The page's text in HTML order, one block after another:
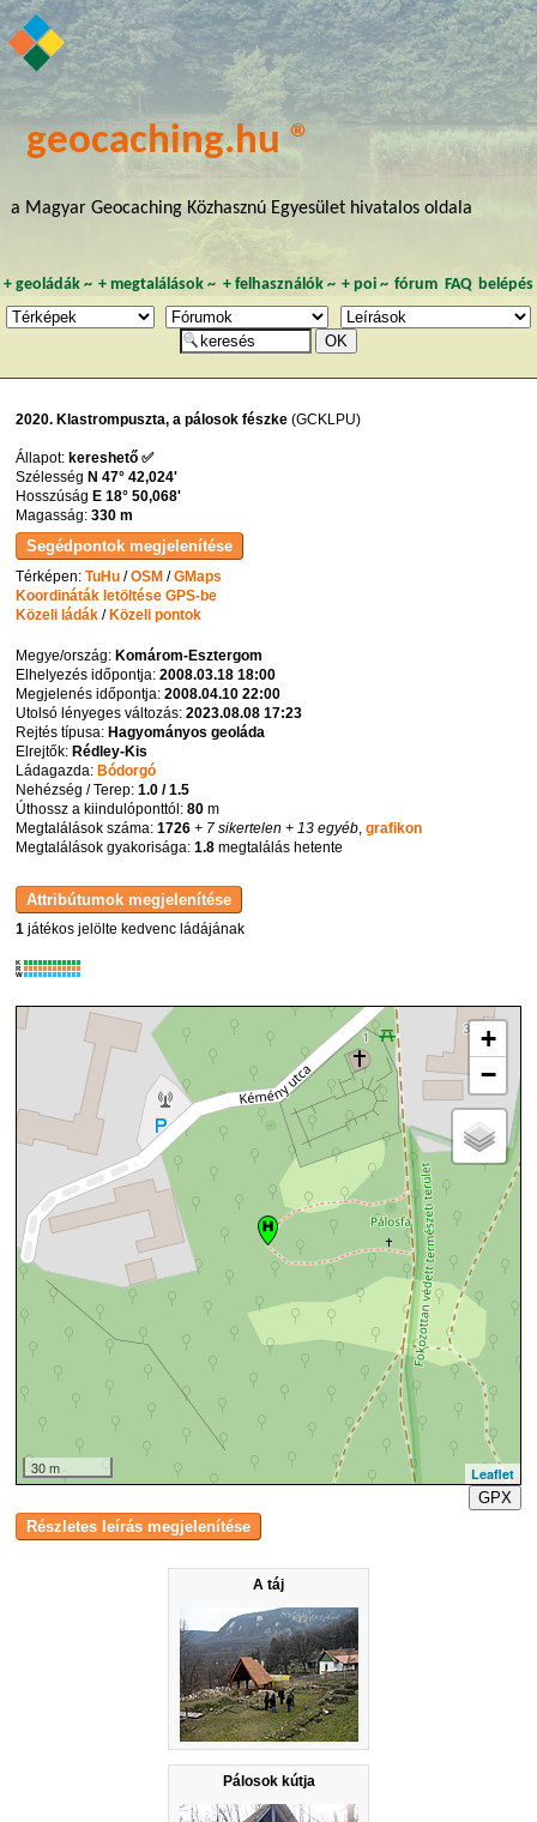
geocaching.hu ®
a Magyar Geocaching Közhasznú Egyesület hivatalos oldala
+ geoládák~ +megtalálások ~ + felhasználók~ + poi~ fórum FAQ belépés
2020. Klastrompuszta, a pálosok fészke (GCKLPU)
A táj
Pálosok kútja
Állapot:kereshető ✅
SzélességN 47° 42,024'
HosszúságE 18° 50,068'
Magasság:330 m
Térképen:TuHu /OSM /GMaps
Koordináták letöltése GPS-be
Közeli ládák / Közeli pontok
Megye/ország: Komárom-Esztergom
Elhelyezés időpontja:2008.03.18 18:00
Megjelenés időpontja:2008.04.10 22:00
Utolsó lényeges változás:2023.08.08 17:23
Rejtés típusa: Hagyományos geoláda
Elrejtők: Rédley-Kis
Ládagazda: Bódorgó
Nehézség / Terep:1.0 / 1.5
Úthossz a kiindulóponttól:80 m
Megtalálások száma:1726 + 7 sikertelen + 13 egyéb,grafikon
Megtalálások gyakorisága:1.8 megtalálás hetente
1 játékos jelölte kedvenc ládájának
K
R
W
+
−
30 m
Leaflet
GPX